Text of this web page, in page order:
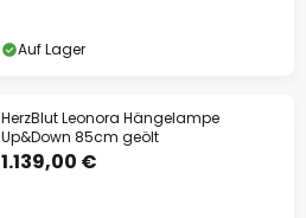
Auf Lager
HerzBlut Leonora Hängelampe
Up&Down 85cm geölt
1.139,00 €